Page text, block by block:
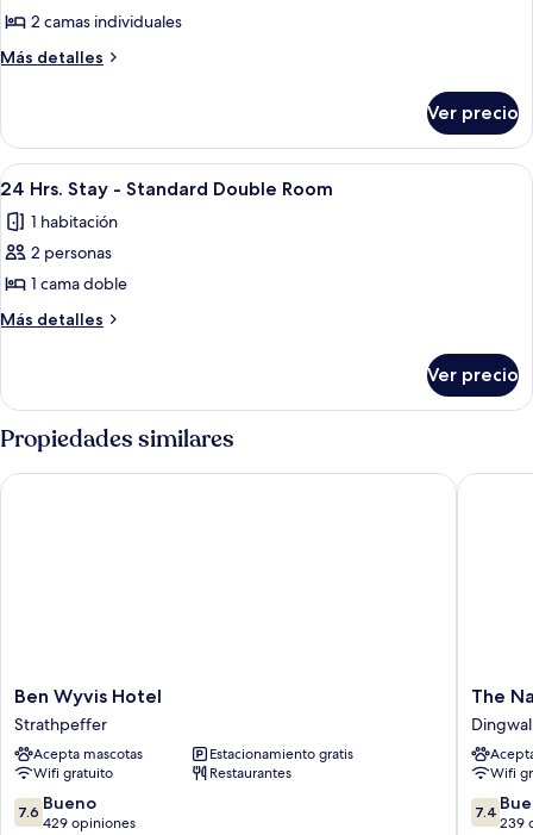
de
Habitación
2
camas
individuales
2 camas individuales
Más detalles
Más
superior
con
2
individuales
Ver precio
Abrir
todas
las
fotos
de
24
-
Standard
Double
Room
Habitación de hotel con una cama
4
24 Hrs. Stay - Standard Double Room
1 habitación
2 personas
1 cama doble
Más detalles
Más
Hrs.
Stay
-
Standard
Double
Ver precio
Propiedades similares
Ben
Wyvis
Hotel
Strathpeffer
Ben Wyvis Hotel
Strathpeffer
Acepta mascotas
Estacionamiento gratis
Wifi gratuito
Restaurantes
7.6
de
7.6 Bueno
429 opiniones
Ben Wyvis Hotel
The
National
Hotel
Dingwall
The
Wifi
7.4
de
7.4
239
The